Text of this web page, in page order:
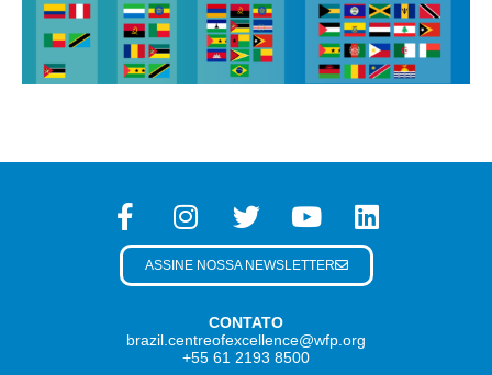
CONTATO
brazil.centreofexcellence@wfp.org
+55 61 2193 8500
ASSINE NOSSA NEWSLETTER